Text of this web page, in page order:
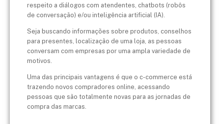
respeito a diálogos com atendentes, chatbots (robôs
de conversação) e/ou inteligência artificial (IA).
Seja buscando informações sobre produtos, conselhos
para presentes, localização de uma loja, as pessoas
conversam com empresas por uma ampla variedade de
motivos.
Uma das principais vantagens é que o c-commerce está
trazendo novos compradores online, acessando
pessoas que são totalmente novas para as jornadas de
compra das marcas.